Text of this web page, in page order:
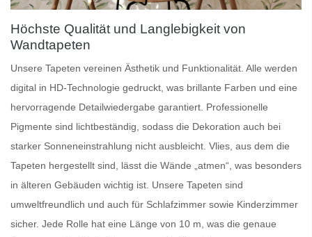
Höchste Qualität und Langlebigkeit von
Wandtapeten
Unsere Tapeten vereinen Ästhetik und Funktionalität. Alle werden
digital in HD-Technologie gedruckt, was brillante Farben und eine
hervorragende Detailwiedergabe garantiert. Professionelle
Pigmente sind lichtbeständig, sodass die Dekoration auch bei
starker Sonneneinstrahlung nicht ausbleicht. Vlies, aus dem die
Tapeten hergestellt sind, lässt die Wände „atmen“, was besonders
in älteren Gebäuden wichtig ist. Unsere Tapeten sind
umweltfreundlich und auch für Schlafzimmer sowie Kinderzimmer
sicher. Jede Rolle hat eine Länge von 10 m, was die genaue